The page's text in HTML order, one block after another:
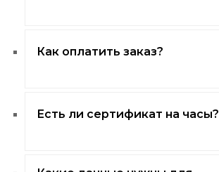
Как оплатить заказ?
Есть ли сертификат на часы?